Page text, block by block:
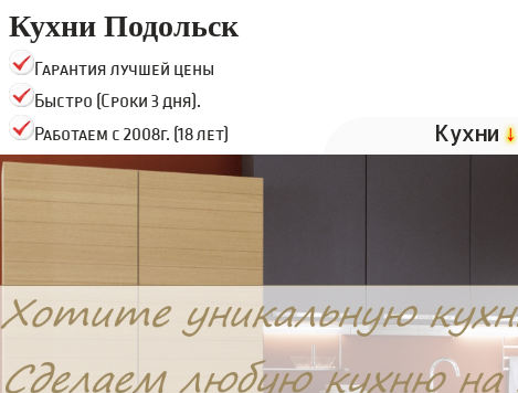
Кухни Подольск
Гарантия лучшей цены
Быстро (Сроки 3 дня).
Работаем с 2008г. (18 лет)
Кухни↓